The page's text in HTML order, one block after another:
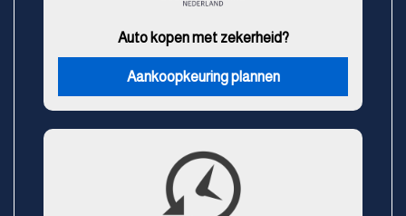
Auto kopen met zekerheid?
Aankoopkeuring plannen